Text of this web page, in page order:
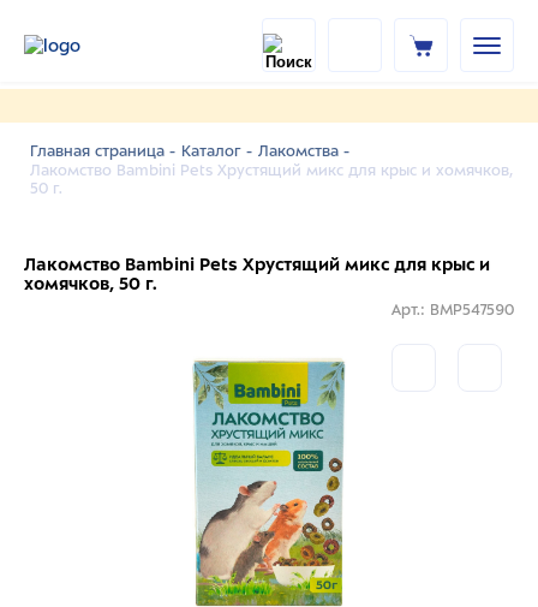
Главная страница - Каталог - Лакомства -
Лакомство Bambini Pets Хрустящий микс для крыс и хомячков,
50 г.
Лакомство Bambini Pets Хрустящий микс для крыс и
хомячков, 50 г.
Арт.: BMP547590